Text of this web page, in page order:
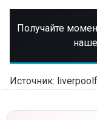
Получайте
Источник: